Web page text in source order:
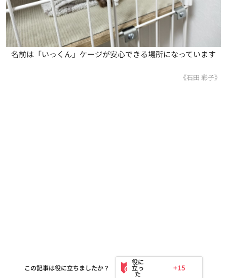
名前は「いっくん」ケージが安心できる場所になっています
《石田 彩子》
この記事は役に立ちましたか？ +15